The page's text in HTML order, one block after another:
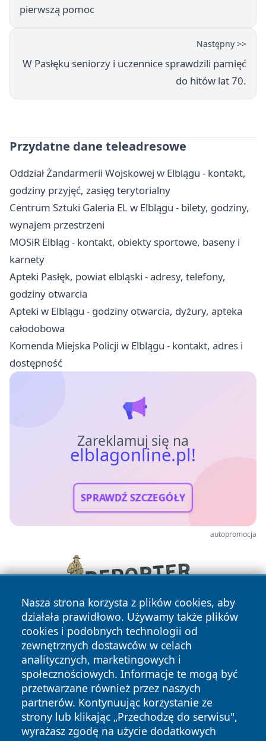
pierwszą pomoc
Następny >>
W Pasłęku seniorzy i uczennice sprawdzili pamięć
do hitów lat 70.
Przydatne dane teleadresowe
Oddział Żandarmerii Wojskowej w Elblągu - kontakt,
godziny przyjęć, zasięg terytorialny
Centrum Sztuki Galeria EL w Elblągu - bilety, godziny,
wynajem przestrzeni
MOSiR Elbląg - kontakt, obiekty sportowe, baseny i
karnety
Apteki Pasłęk, powiat elbląski - adresy, telefony,
godziny otwarcia
Apteki w Elblągu - godziny otwarcia, dyżury, apteka
całodobowa
Komenda Miejska Policji w Elblągu - kontakt, adres i
dostępność
Zareklamuj się na
elblagonline.pl!
SPRAWDŹ SZCZEGÓŁY
autopromocja
Nasza strona korzysta z plików cookies, aby
działała prawidłowo. Używamy także plików
cookies i podobnych technologii od
zewnętrznych dostawców w celach
analitycznych, marketingowych i
społecznościowych. Informacje te mogą być
przetwarzane również przez naszych
partnerów. Kontynuując korzystanie ze
strony lub klikając „Przechodzę do serwisu",
wyrażasz zgodę na użycie dodatkowych
Copyright © 2026 elblagonline.pl Wszystkie prawa
zastrzeżone.